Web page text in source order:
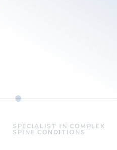
SPECIALIST IN COMPLEX
SPINE CONDITIONS